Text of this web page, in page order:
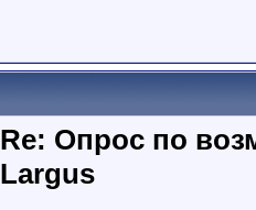
Re: Опрос по
Largus